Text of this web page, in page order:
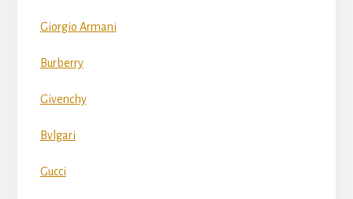
Giorgio Armani
Burberry
Givenchy
Bvlgari
Gucci